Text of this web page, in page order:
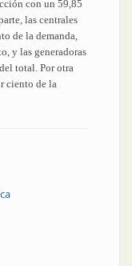
con un 59,85
las centrales
de la demanda,
y las generadoras
total. Por otra
ciento de la